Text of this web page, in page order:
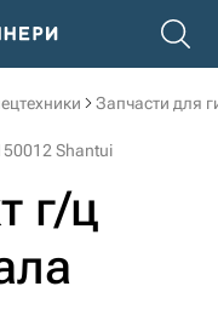
Запчасти для
Shantui
г/ц